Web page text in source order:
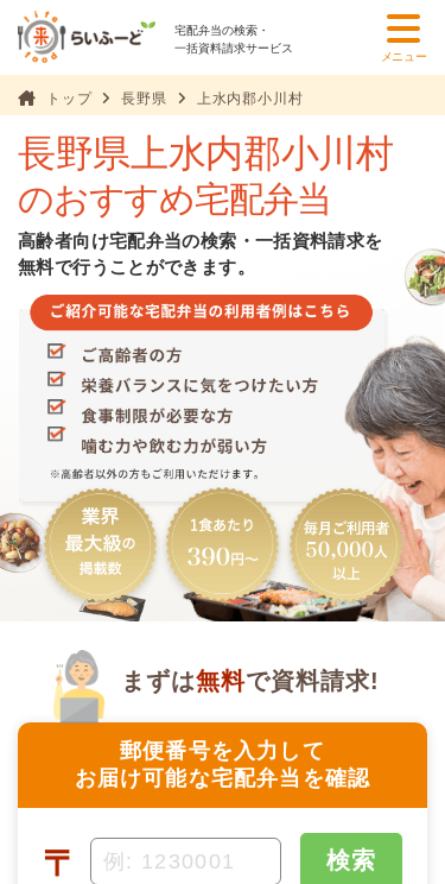
宅配弁当の検索・
一括資料請求サービス
メニュー
トップ 長野県 上水内郡小川村
長野県上水内郡小川村
のおすすめ宅配弁当
高齢者向け宅配弁当の検索・一括資料請求を
無料で行うことができます。
郵便番号を入力して
お届け可能な宅配弁当を確認
まずは無料で資料請求!
〒 検索